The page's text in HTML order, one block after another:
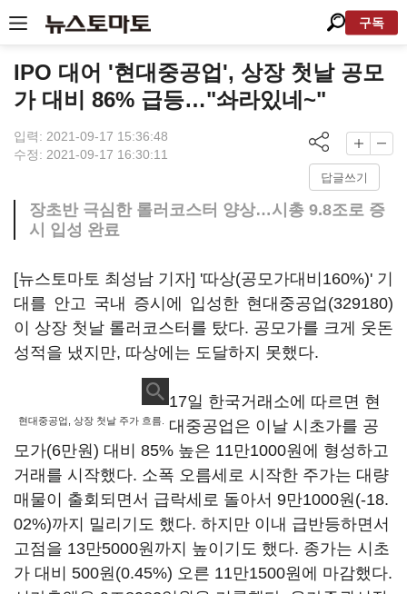
구독
IPO 대어 '현대중공업', 상장 첫날 공모
가 대비 86% 급등…"솨라있네~"
입력: 2021-09-17 15:36:48
수정: 2021-09-17 16:30:11
답글쓰기
장초반 극심한 롤러코스터 양상…시총 9.8조로 증
시 입성 완료
[뉴스토마토 최성남 기자] '따상(공모가대비160%)' 기
대를 안고 국내 증시에 입성한 현대중공업(329180)
이 상장 첫날 롤러코스터를 탔다. 공모가를 크게 웃돈
성적을 냈지만, 따상에는 도달하지 못했다.
현대중공업, 상장 첫날 주가 흐름.
17일 한국거래소에 따르면 현
대중공업은 이날 시초가를 공
모가(6만원) 대비 85% 높은 11만1000원에 형성하고
거래를 시작했다. 소폭 오름세로 시작한 주가는 대량
매물이 출회되면서 급락세로 돌아서 9만1000원(-18.
02%)까지 밀리기도 했다. 하지만 이내 급반등하면서
고점을 13만5000원까지 높이기도 했다. 종가는 시초
가 대비 500원(0.45%) 오른 11만1500원에 마감했다.